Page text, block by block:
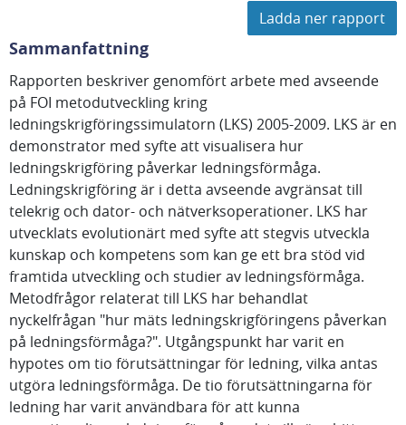
Ladda ner rapport
Sammanfattning
Rapporten beskriver genomfört arbete med avseende
på FOI metodutveckling kring
ledningskrigföringssimulatorn (LKS) 2005-2009. LKS är en
demonstrator med syfte att visualisera hur
ledningskrigföring påverkar ledningsförmåga.
Ledningskrigföring är i detta avseende avgränsat till
telekrig och dator- och nätverksoperationer. LKS har
utvecklats evolutionärt med syfte att stegvis utveckla
kunskap och kompetens som kan ge ett bra stöd vid
framtida utveckling och studier av ledningsförmåga.
Metodfrågor relaterat till LKS har behandlat
nyckelfrågan "hur mäts ledningskrigföringens påverkan
på ledningsförmåga?". Utgångspunkt har varit en
hypotes om tio förutsättningar för ledning, vilka antas
utgöra ledningsförmåga. De tio förutsättningarna för
ledning har varit användbara för att kunna